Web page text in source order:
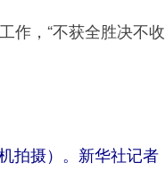
，“不获全胜决不收
拍摄）。新华社记者